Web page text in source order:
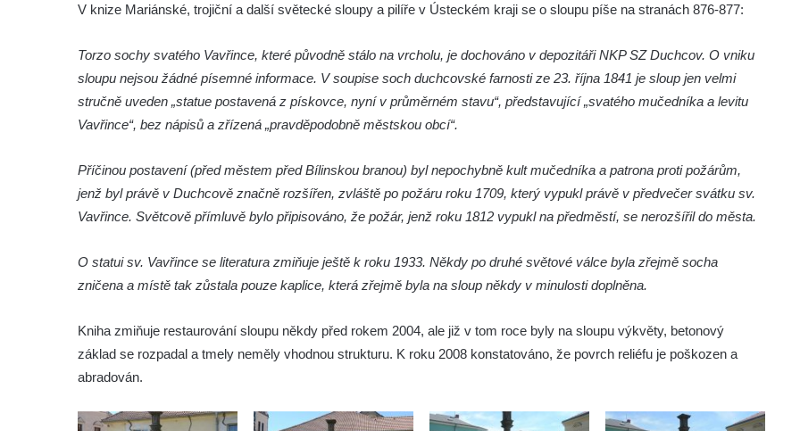
Sloup Panny Marie v zámecké zahradě v
Sloup Nejsvětější Trojice se svatým
Františkem Xaverským v zámeckém parku v
Duchcově
Poděbrad v Duchcově
Sloup Nejsvětější Trojice na Krakonošově
náměstí v Trutnově
Olomouci
Sloup Panny Marie na Masarykově náměstí
v Hodoníně
Krupce
V knize Mariánské, trojiční a další světecké sloupy a pilíře v Ústeckém kraji se o sloupu píše na stranách 876-877:
Torzo sochy svatého Vavřince, které původně stálo na vrcholu, je dochováno v depozitáři NKP SZ Duchcov. O vniku
sloupu nejsou žádné písemné informace. V soupise soch duchcovské farnosti ze 23. října 1841 je sloup jen velmi
stručně uveden „statue postavená z pískovce, nyní v průměrném stavu“, představující „svatého mučedníka a levitu
Vavřince“, bez nápisů a zřízená „pravděpodobně městskou obcí“.
Příčinou postavení (před městem před Bílinskou branou) byl nepochybně kult mučedníka a patrona proti požárům,
jenž byl právě v Duchcově značně rozšířen, zvláště po požáru roku 1709, který vypukl právě v předvečer svátku sv.
Vavřince. Světcově přímluvě bylo připisováno, že požár, jenž roku 1812 vypukl na předměstí, se nerozšířil do města.
O statui sv. Vavřince se literatura zmiňuje ještě k roku 1933. Někdy po druhé světové válce byla zřejmě socha
zničena a místě tak zůstala pouze kaplice, která zřejmě byla na sloup někdy v minulosti doplněna.
Kniha zmiňuje restaurování sloupu někdy před rokem 2004, ale již v tom roce byly na sloupu výkvěty, betonový
základ se rozpadal a tmely neměly vhodnou strukturu. K roku 2008 konstatováno, že povrch reliéfu je poškozen a
abradován.